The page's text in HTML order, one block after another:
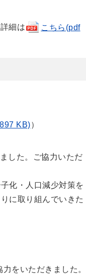
細は
こちら(pdf
KB)）
した。ご協力いただ
化・人口減少対策を
に取り組んでいきた
をいただきました。